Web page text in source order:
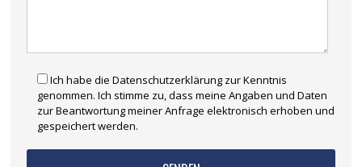
Ich habe die Datenschutzerklärung zur Kenntnis
genommen. Ich stimme zu, dass meine Angaben und Daten
zur Beantwortung meiner Anfrage elektronisch erhoben und
gespeichert werden.